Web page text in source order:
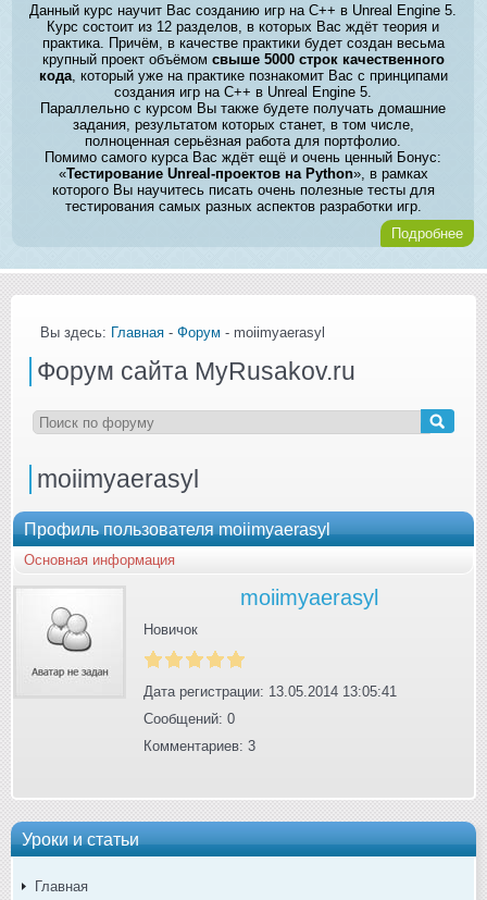
Данный курс научит Вас созданию игр на C++ в Unreal Engine 5.
Курс состоит из 12 разделов, в которых Вас ждёт теория и
практика. Причём, в качестве практики будет создан весьма
крупный проект объёмом свыше 5000 строк качественного
кода, который уже на практике познакомит Вас с принципами
создания игр на C++ в Unreal Engine 5.
Параллельно с курсом Вы также будете получать домашние
задания, результатом которых станет, в том числе,
полноценная серьёзная работа для портфолио.
Помимо самого курса Вас ждёт ещё и очень ценный Бонус:
«Тестирование Unreal-проектов на Python», в рамках
которого Вы научитесь писать очень полезные тесты для
тестирования самых разных аспектов разработки игр.
Подробнее
Уроки и статьи
Главная
Вы здесь: Главная - Форум - moiimyaerasyl
Форум сайта MyRusakov.ru
moiimyaerasyl
Профиль пользователя moiimyaerasyl
Основная информация
moiimyaerasyl
Новичок
Дата регистрации: 13.05.2014 13:05:41
Сообщений: 0
Комментариев: 3